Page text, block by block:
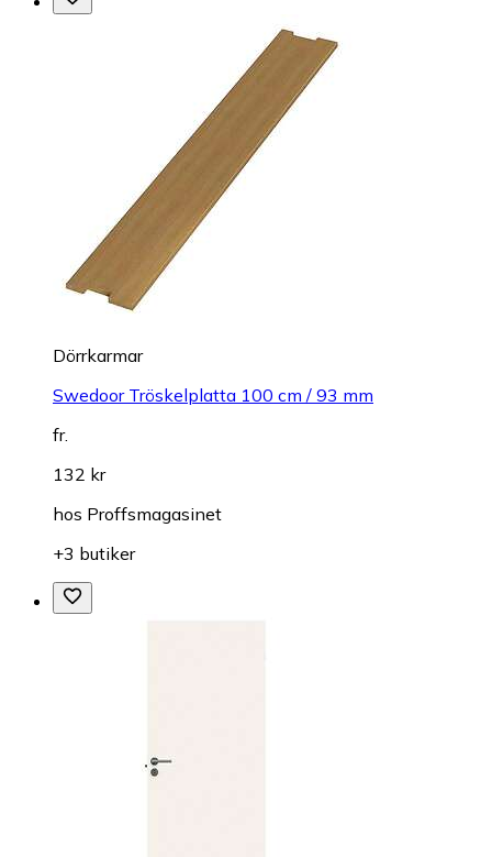
Dörrkarmar
Swedoor Tröskelplatta 100 cm / 93 mm
fr.
132 kr
hos Proffsmagasinet
+3 butiker